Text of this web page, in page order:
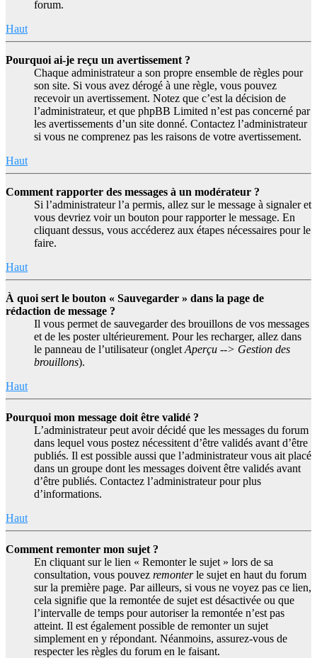
forum.
Haut
Pourquoi ai-je reçu un avertissement ?
Chaque administrateur a son propre ensemble de règles pour
son site. Si vous avez dérogé à une règle, vous pouvez
recevoir un avertissement. Notez que c’est la décision de
l’administrateur, et que phpBB Limited n’est pas concerné par
les avertissements d’un site donné. Contactez l’administrateur
si vous ne comprenez pas les raisons de votre avertissement.
Haut
Comment rapporter des messages à un modérateur ?
Si l’administrateur l’a permis, allez sur le message à signaler et
vous devriez voir un bouton pour rapporter le message. En
cliquant dessus, vous accéderez aux étapes nécessaires pour le
faire.
Haut
À quoi sert le bouton « Sauvegarder » dans la page de
rédaction de message ?
Il vous permet de sauvegarder des brouillons de vos messages
et de les poster ultérieurement. Pour les recharger, allez dans
le panneau de l’utilisateur (onglet Aperçu --> Gestion des
brouillons).
Haut
Pourquoi mon message doit être validé ?
L’administrateur peut avoir décidé que les messages du forum
dans lequel vous postez nécessitent d’être validés avant d’être
publiés. Il est possible aussi que l’administrateur vous ait placé
dans un groupe dont les messages doivent être validés avant
d’être publiés. Contactez l’administrateur pour plus
d’informations.
Haut
Comment remonter mon sujet ?
En cliquant sur le lien « Remonter le sujet » lors de sa
consultation, vous pouvez remonterle sujet en haut du forum
sur la première page. Par ailleurs, si vous ne voyez pas ce lien,
cela signifie que la remontée de sujet est désactivée ou que
l’intervalle de temps pour autoriser la remontée n’est pas
atteint. Il est également possible de remonter un sujet
simplement en y répondant. Néanmoins, assurez-vous de
respecter les règles du forum en le faisant.